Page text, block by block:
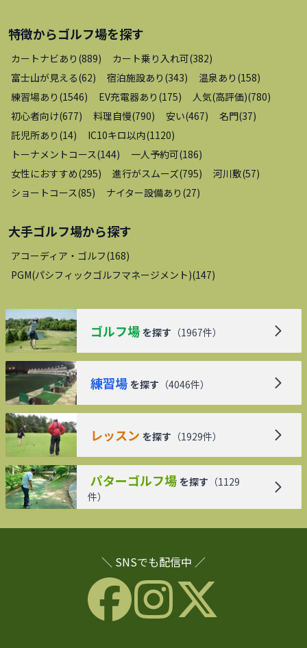
特徴からゴルフ場を探す
カートナビあり (889) カート乗り入れ可(382)
富士山が見える(62) 宿泊施設あり (343) 温泉あり (158)
練習場あり (1546) EV充電器あり (175) 人気(高評価)(780)
初心者向け(677) 料理自慢(790) 安い(467) 名門(37)
託児所あり (14) IC10キロ以内(1120)
トーナメントコース(144) 一人予約可(186)
女性におすすめ(295) 進行がスムーズ(795) 河川敷(57)
ショートコース(85) ナイター設備あり (27)
大手ゴルフ場から探す
アコーディア・ゴルフ(168)
PGM(パシフィックゴルフマネージメント)(147)
ゴルフ場 を探す （1967件）
練習場 を探す （4046件）
レッスン を探す （1929件）
パターゴルフ場 を探す （1129
件）
＼ SNSでも配信中 ／